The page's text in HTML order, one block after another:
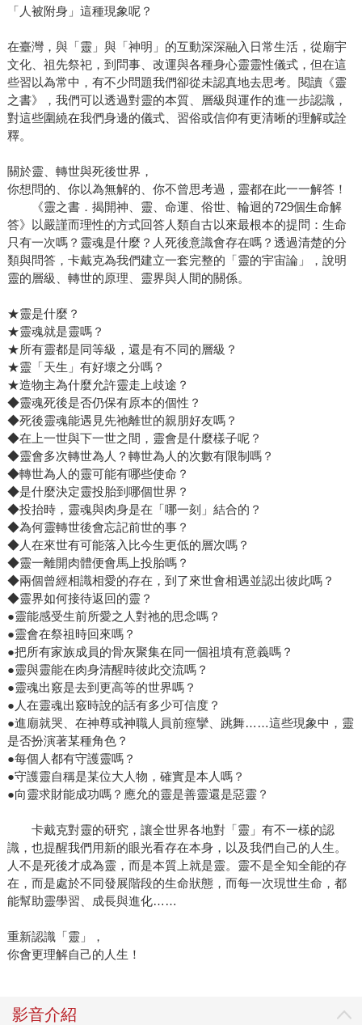
「人被附身」這種現象呢？
在臺灣，與「靈」與「神明」的互動深深融入日常生活，從廟宇
文化、祖先祭祀，到問事、改運與各種身心靈靈性儀式，但在這
些習以為常中，有不少問題我們卻從未認真地去思考。閱讀《靈
之書》，我們可以透過對靈的本質、層級與運作的進一步認識，
對這些圍繞在我們身邊的儀式、習俗或信仰有更清晰的理解或詮
釋。
關於靈、轉世與死後世界，
你想問的、你以為無解的、你不曾思考過，靈都在此一一解答！
《靈之書．揭開神、靈、命運、俗世、輪迴的729個生命解
答》以嚴謹而理性的方式回答人類自古以來最根本的提問：生命
只有一次嗎？靈魂是什麼？人死後意識會存在嗎？透過清楚的分
類與問答，卡戴克為我們建立一套完整的「靈的宇宙論」，說明
靈的層級、轉世的原理、靈界與人間的關係。
★靈是什麼？
★靈魂就是靈嗎？
★所有靈都是同等級，還是有不同的層級？
★靈「天生」有好壞之分嗎？
★造物主為什麼允許靈走上歧途？
◆靈魂死後是否仍保有原本的個性？
◆死後靈魂能遇見先祂離世的親朋好友嗎？
◆在上一世與下一世之間，靈會是什麼樣子呢？
◆靈會多次轉世為人？轉世為人的次數有限制嗎？
◆轉世為人的靈可能有哪些使命？
◆是什麼決定靈投胎到哪個世界？
◆投抬時，靈魂與肉身是在「哪一刻」結合的？
◆為何靈轉世後會忘記前世的事？
◆人在來世有可能落入比今生更低的層次嗎？
◆靈一離開肉體便會馬上投胎嗎？
◆兩個曾經相識相愛的存在，到了來世會相遇並認出彼此嗎？
◆靈界如何接待返回的靈？
●靈能感受生前所愛之人對祂的思念嗎？
●靈會在祭祖時回來嗎？
●把所有家族成員的骨灰聚集在同一個祖墳有意義嗎？
●靈與靈能在肉身清醒時彼此交流嗎？
●靈魂出竅是去到更高等的世界嗎？
●人在靈魂出竅時說的話有多少可信度？
●進廟就哭、在神尊或神職人員前痙攣、跳舞……這些現象中，靈
是否扮演著某種角色？
●每個人都有守護靈嗎？
●守護靈自稱是某位大人物，確實是本人嗎？
●向靈求財能成功嗎？應允的靈是善靈還是惡靈？
卡戴克對靈的研究，讓全世界各地對「靈」有不一樣的認
識，也提醒我們用新的眼光看存在本身，以及我們自己的人生。
人不是死後才成為靈，而是本質上就是靈。靈不是全知全能的存
在，而是處於不同發展階段的生命狀態，而每一次現世生命，都
能幫助靈學習、成長與進化……
重新認識「靈」，
你會更理解自己的人生！
影音介紹